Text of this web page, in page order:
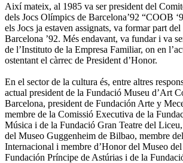
Així mateix, al 1985 va ser president del
dels Jocs Olímpics de Barcelona’92 “COOB
els Jocs ja estaven assignats, va formar part
Barcelona ’92. Més endavant, va fundar i va
de l’Instituto de la Empresa Familiar, on en
ostentant el càrrec de President d’Honor.
En el sector de la cultura és, entre altres
actual president de la Fundació Museu d’Art
Barcelona, president de Fundación Arte y
membre de la Comissió Executiva de la
Música i de la Fundació Gran Teatre del
del Museo Guggenheim de Bilbao, membre
Internacional i membre d’Honor del Museo
Fundación Príncipe de Astúrias i de la